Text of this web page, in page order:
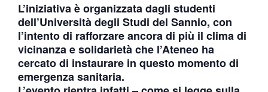
L’iniziativa è organizzata dagli studenti
dell’Università degli Studi del Sannio, con
l’intento di rafforzare ancora di più il clima di
vicinanza e solidarietà che l’Ateneo ha
cercato di instaurare in questo momento di
emergenza sanitaria.